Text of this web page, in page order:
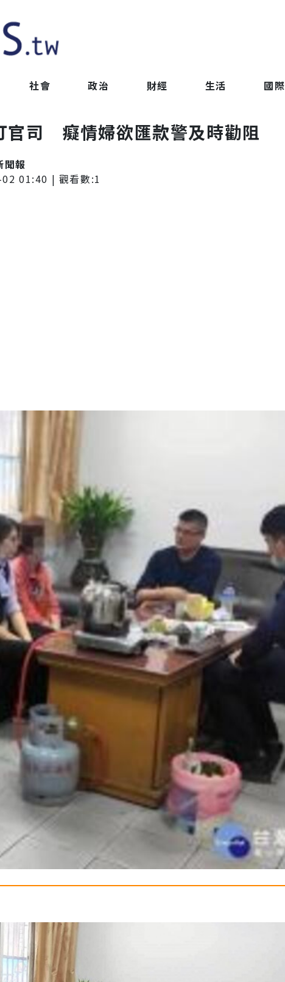
社會 政治 財經 生活 國際
官司 癡情婦欲匯款警及時勸阻
聞報
01:40 | 觀看數:1